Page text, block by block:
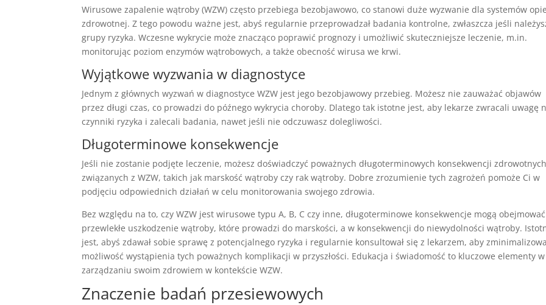
Wirusowe zapalenie wątroby (WZW) często przebiega bezobjawowo, co stanowi duże wyzwanie dla systemów
zdrowotnej. Z tego powodu ważne jest, abyś regularnie przeprowadzał badania kontrolne, zwłaszcza jeśli
grupy ryzyka. Wczesne wykrycie może znacząco poprawić prognozy i umożliwić skuteczniejsze leczenie, m.in.
monitorując poziom enzymów wątrobowych, a także obecność wirusa we krwi.
Wyjątkowe wyzwania w diagnostyce
Jednym z głównych wyzwań w diagnostyce WZW jest jego bezobjawowy przebieg. Możesz nie zauważać objawów
przez długi czas, co prowadzi do późnego wykrycia choroby. Dlatego tak istotne jest, aby lekarze zwracali uwagę
czynniki ryzyka i zalecali badania, nawet jeśli nie odczuwasz dolegliwości.
Długoterminowe konsekwencje
Jeśli nie zostanie podjęte leczenie, możesz doświadczyć poważnych długoterminowych konsekwencji zdrowotnych
związanych z WZW, takich jak marskość wątroby czy rak wątroby. Dobre zrozumienie tych zagrożeń pomoże Ci w
podjęciu odpowiednich działań w celu monitorowania swojego zdrowia.
Bez względu na to, czy WZW jest wirusowe typu A, B, C czy inne, długoterminowe konsekwencje mogą obejmować
przewlekłe uszkodzenie wątroby, które prowadzi do marskości, a w konsekwencji do niewydolności wątroby.
jest, abyś zdawał sobie sprawę z potencjalnego ryzyka i regularnie konsultował się z lekarzem, aby
możliwość wystąpienia tych poważnych komplikacji w przyszłości. Edukacja i świadomość to kluczowe elementy w
zarządzaniu swoim zdrowiem w kontekście WZW.
Znaczenie badań przesiewowych